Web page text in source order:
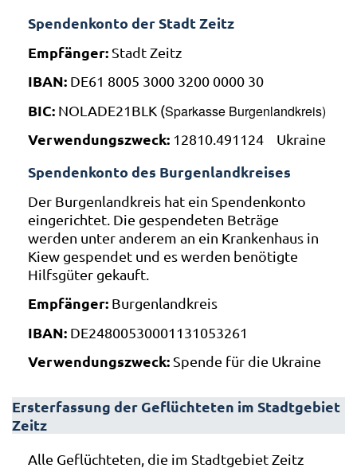
Spendenkonto der Stadt Zeitz
Empfänger: Stadt Zeitz
IBAN: DE61 8005 3000 3200 0000 30
BIC: NOLADE21BLK (Sparkasse Burgenlandkreis)
Verwendungszweck: 12810.491124 Ukraine
Spendenkonto des Burgenlandkreises
Der Burgenlandkreis hat ein Spendenkonto
eingerichtet. Die gespendeten Beträge
werden unter anderem an ein Krankenhaus in
Kiew gespendet und es werden benötigte
Hilfsgüter gekauft.
Empfänger: Burgenlandkreis
IBAN: DE24800530001131053261
Verwendungszweck:Spende für die Ukraine
Ersterfassung der Geflüchteten im Stadtgebiet
Zeitz
Alle Geflüchteten, die im Stadtgebiet Zeitz